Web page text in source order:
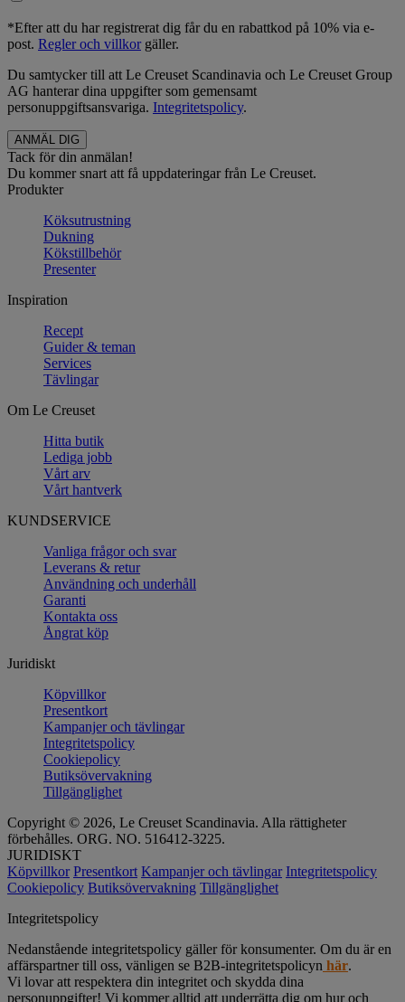
*Efter att du har registrerat dig får du en rabattkod på 10% via e-
post. Regler och villkorgäller.
Du samtycker till att Le Creuset Scandinavia och Le Creuset Group
AG hanterar dina uppgifter som gemensamt
personuppgiftsansvariga. Integritetspolicy.
Tack för din anmälan!
Du kommer snart att få uppdateringar från Le Creuset.
Produkter
Köksutrustning
Dukning
Kökstillbehör
Presenter
Inspiration
Recept
Guider & teman
Services
Tävlingar
Om Le Creuset
Hitta butik
Lediga jobb
Vårt arv
Vårt hantverk
KUNDSERVICE
Vanliga frågor och svar
Leverans & retur
Användning och underhåll
Garanti
Kontakta oss
Ångrat köp
Juridiskt
Köpvillkor
Presentkort
Kampanjer och tävlingar
Integritetspolicy
Cookiepolicy
Butiksövervakning
Tillgänglighet
Copyright © 2026, Le Creuset Scandinavia. Alla rättigheter
förbehålles. ORG. NO. 516412-3225.
JURIDISKT
Köpvillkor Presentkort Kampanjer och tävlingar Integritetspolicy
Cookiepolicy Butiksövervakning Tillgänglighet
Integritetspolicy
Nedanstående integritetspolicy gäller för konsumenter. Om du är en
affärspartner till oss, vänligen se B2B-integritetspolicyn här.
Vi lovar att respektera din integritet och skydda dina
personuppgifter! Vi kommer alltid att underrätta dig om hur och